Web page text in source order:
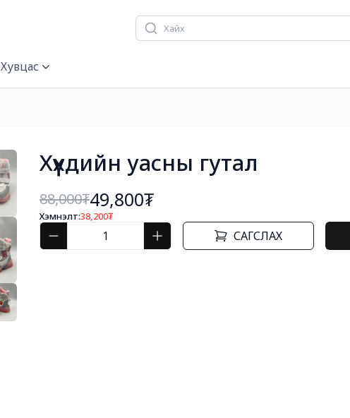
Хувцас
Хүүхдийн уасны гутал
88,000₮49,800₮
Хэмнэлт:38,200₮
САГСЛАХ